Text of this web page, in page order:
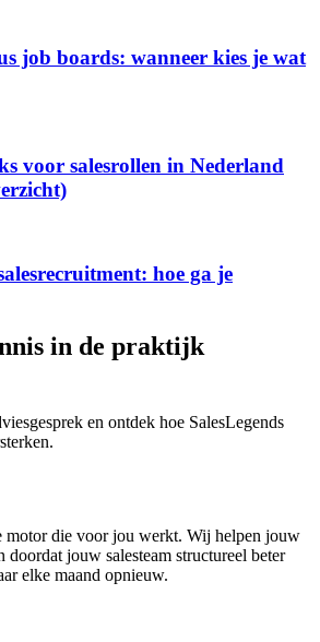
job boards: wanneer kies je wat
voor salesrollen in Nederland
hoe ga je
in de praktijk
en ontdek hoe SalesLegends
motor die voor jou werkt. Wij helpen jouw
doordat jouw salesteam structureel beter
elke maand opnieuw.